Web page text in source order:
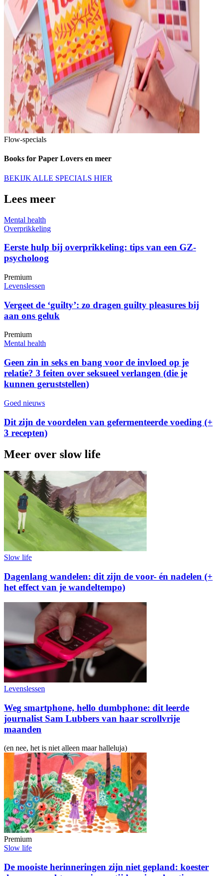
Flow-specials
Books for Paper Lovers en meer
BEKIJK ALLE SPECIALS HIER
Lees meer
Mental health
Overprikkeling
Eerste hulp bij overprikkeling: tips van een GZ-
psycholoog
Premium
Levenslessen
Vergeet de ‘guilty’: zo dragen guilty pleasures bij
aan ons geluk
Premium
Mental health
Geen zin in seks en bang voor de invloed op je
relatie? 3 feiten over seksueel verlangen (die je
kunnen geruststellen)
Goed nieuws
Dit zijn de voordelen van gefermenteerde voeding (+
3 recepten)
Meer over slow life
Slow life
Dagenlang wandelen: dit zijn de voor- én nadelen (+
het effect van je wandeltempo)
Levenslessen
Weg smartphone, hello dumbphone: dit leerde
journalist Sam Lubbers van haar scrollvrije
maanden
(en nee, het is niet alleen maar halleluja)
Premium
Slow life
De mooiste herinneringen zijn niet gepland: koester